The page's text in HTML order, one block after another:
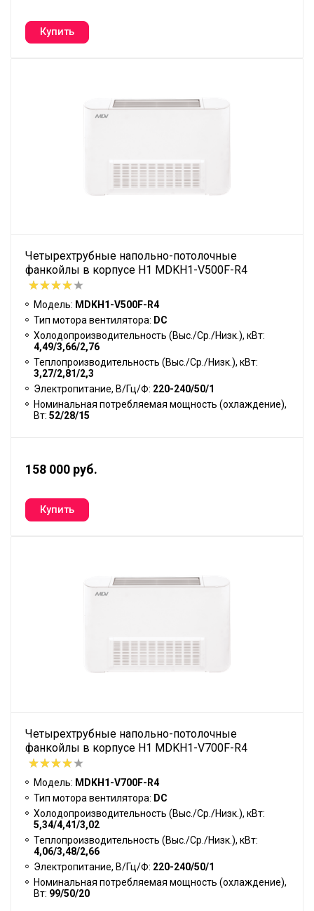
Четырехтрубные напольно-потолочные
фанкойлы в корпусе H1 MDKH1-V500F-R4
Модель: MDKH1-V500F-R4
Тип мотора вентилятора: DC
Холодопроизводительность (Выс./Ср./Низк.), кВт:
4,49/3,66/2,76
Теплопроизводительность (Выс./Ср./Низк.), кВт:
3,27/2,81/2,3
Электропитание, В/Гц/Ф: 220-240/50/1
Номинальная потребляемая мощность (охлаждение),
Вт: 52/28/15
158 000 руб.
Четырехтрубные напольно-потолочные
фанкойлы в корпусе H1 MDKH1-V700F-R4
Модель: MDKH1-V700F-R4
Тип мотора вентилятора: DC
Холодопроизводительность (Выс./Ср./Низк.), кВт:
5,34/4,41/3,02
Теплопроизводительность (Выс./Ср./Низк.), кВт:
4,06/3,48/2,66
Электропитание, В/Гц/Ф: 220-240/50/1
Номинальная потребляемая мощность (охлаждение),
Вт: 99/50/20